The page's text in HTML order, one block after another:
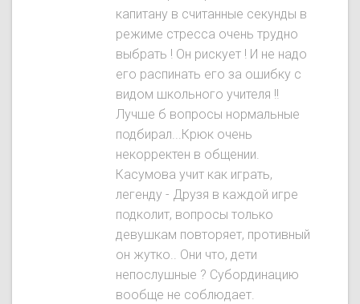
капитану в считанные секунды в
режиме стресса очень трудно
выбрать ! Он рискует ! И не надо
его распинать его за ошибку с
видом школьного учителя !!
Лучше б вопросы нормальные
подбирал...Крюк очень
некорректен в общении.
Касумова учит как играть,
легенду - Друзя в каждой игре
подколит, вопросы только
девушкам повторяет, противный
он жутко.. Они что, дети
непослушные ? Субординацию
вообще не соблюдает.